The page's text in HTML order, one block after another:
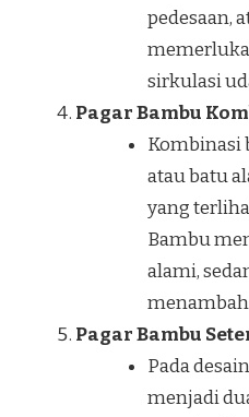
pedesaan,
sirkulasi
Pagar Bambu
Kombinasi
atau batu
yang
Bambu
alami,
Pagar Bambu
Pada
menjadi